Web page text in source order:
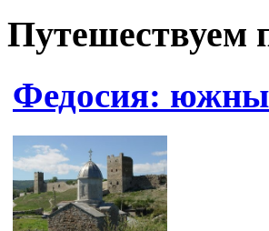
Путешествуем
Федосия: